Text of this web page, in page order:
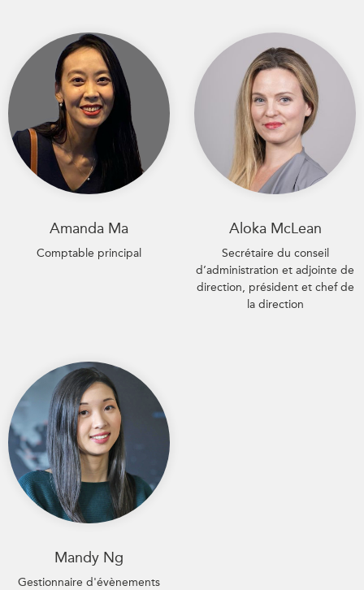
Amanda Ma
Comptable principal
Aloka McLean
Secrétaire du conseil
d’administration et adjointe de
direction, président et chef de
la direction
Mandy Ng
Gestionnaire d'évènements